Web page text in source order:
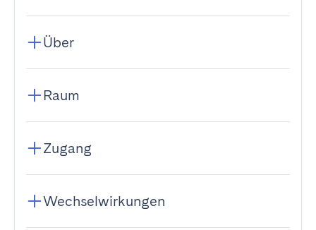
Über
Raum
Zugang
Wechselwirkungen